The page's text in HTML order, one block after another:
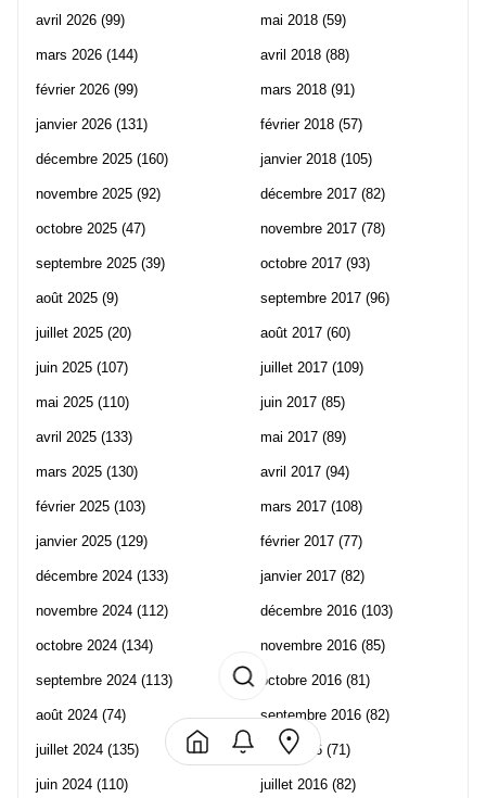
avril 2026 (99)
mars 2026 (144)
février 2026 (99)
janvier 2026 (131)
décembre 2025 (160)
novembre 2025 (92)
octobre 2025 (47)
septembre 2025 (39)
août 2025 (9)
juillet 2025 (20)
juin 2025 (107)
mai 2025 (110)
avril 2025 (133)
mars 2025 (130)
février 2025 (103)
janvier 2025 (129)
décembre 2024 (133)
novembre 2024 (112)
octobre 2024 (134)
septembre 2024 (113)
août 2024 (74)
juillet 2024 (135)
juin 2024 (110)
mai 2018 (59)
avril 2018 (88)
mars 2018 (91)
février 2018 (57)
janvier 2018 (105)
décembre 2017 (82)
novembre 2017 (78)
octobre 2017 (93)
septembre 2017 (96)
août 2017 (60)
juillet 2017 (109)
juin 2017 (85)
mai 2017 (89)
avril 2017 (94)
mars 2017 (108)
février 2017 (77)
janvier 2017 (82)
décembre 2016 (103)
novembre 2016 (85)
octobre 2016 (81)
septembre 2016 (82)
août 2016 (71)
juillet 2016 (82)